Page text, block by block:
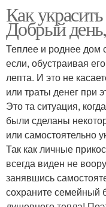
Как
Добрый
Теплее и роднее дом
если, обустраивая
лепта. И это не
или траты денег при
Это та ситуация,
были сделаны
или самостоятельно
Так как личные
всегда виден не
занявшись
сохраните семейный